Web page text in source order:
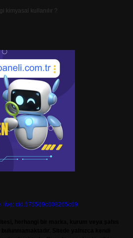
kimyasal kullanılır ?
live:.cid.575569c608265c69